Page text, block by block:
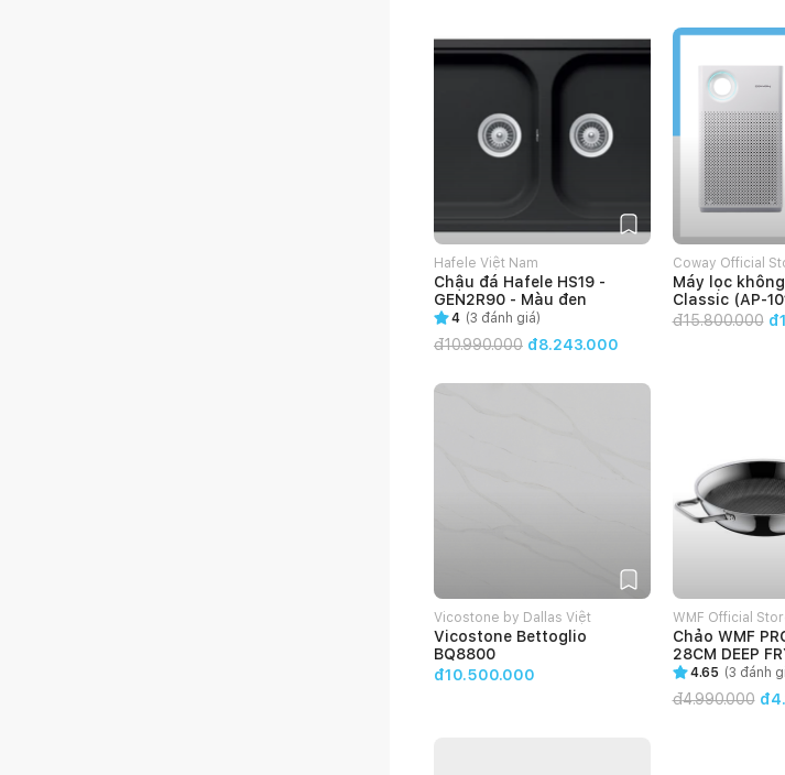
Hafele Việt Nam
Chậu đá Hafele HS19 -
GEN2R90 - Màu đen
4 (3 đánh giá)
đ10.990.000 đ8.243.000
Coway Official
Máy lọc
Classic (AP-
đ15.800.000
Vicostone by Dallas Việt
Vicostone Bettoglio
BQ8800
đ10.500.000
WMF Official
Chảo WMF
28CM DEEP
1756486411
4.65 (3 đánh
đ4.990.000